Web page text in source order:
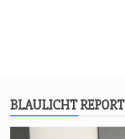
BLAU­LICHT REPORT